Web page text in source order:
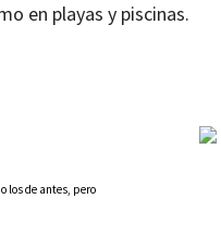
en playas y piscinas.
los de antes, pero